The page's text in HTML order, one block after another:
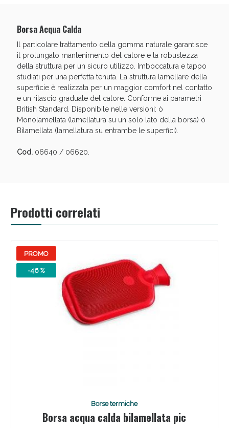
Borsa Acqua Calda
Il particolare trattamento della gomma naturale garantisce
il prolungato mantenimento del calore e la robustezza
della struttura per un sicuro utilizzo. Imboccatura e tappo
studiati per una perfetta tenuta. La struttura lamellare della
superficie è realizzata per un maggior comfort nel contatto
e un rilascio graduale del calore. Conforme ai parametri
British Standard. Disponibile nelle versioni: ò
Monolamellata (lamellatura su un solo lato della borsa) ò
Bilamellata (lamellatura su entrambe le superfici).
Cod.06640 / 06620.
Prodotti correlati
PROMO
-46 %
Borse termiche
Borsa acqua calda bilamellata pic